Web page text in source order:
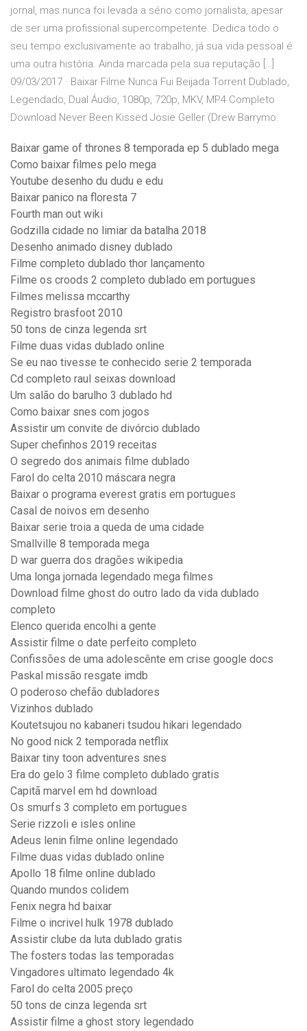
jornal, mas nunca foi levada a sério como jornalista, apesar
de ser uma profissional supercompetente. Dedica todo o
seu tempo exclusivamente ao trabalho, já sua vida pessoal é
uma outra história. Ainda marcada pela sua reputação […]
09/03/2017 · Baixar Filme Nunca Fui Beijada Torrent Dublado,
Legendado, Dual Áudio, 1080p, 720p, MKV, MP4 Completo
Download Never Been Kissed Josie Geller (Drew Barrymo.
Baixar game of thrones 8 temporada ep 5 dublado mega
Como baixar filmes pelo mega
Youtube desenho du dudu e edu
Baixar panico na floresta 7
Fourth man out wiki
Godzilla cidade no limiar da batalha 2018
Desenho animado disney dublado
Filme completo dublado thor lançamento
Filme os croods 2 completo dublado em portugues
Filmes melissa mccarthy
Registro brasfoot 2010
50 tons de cinza legenda srt
Filme duas vidas dublado online
Se eu nao tivesse te conhecido serie 2 temporada
Cd completo raul seixas download
Um salão do barulho 3 dublado hd
Como baixar snes com jogos
Assistir um convite de divórcio dublado
Super chefinhos 2019 receitas
O segredo dos animais filme dublado
Farol do celta 2010 máscara negra
Baixar o programa everest gratis em portugues
Casal de noivos em desenho
Baixar serie troia a queda de uma cidade
Smallville 8 temporada mega
D war guerra dos dragões wikipedia
Uma longa jornada legendado mega filmes
Download filme ghost do outro lado da vida dublado
completo
Elenco querida encolhi a gente
Assistir filme o date perfeito completo
Confissões de uma adolescênte em crise google docs
Paskal missão resgate imdb
O poderoso chefão dubladores
Vizinhos dublado
Koutetsujou no kabaneri tsudou hikari legendado
No good nick 2 temporada netflix
Baixar tiny toon adventures snes
Era do gelo 3 filme completo dublado gratis
Capitã marvel em hd download
Os smurfs 3 completo em portugues
Serie rizzoli e isles online
Adeus lenin filme online legendado
Filme duas vidas dublado online
Apollo 18 filme online dublado
Quando mundos colidem
Fenix negra hd baixar
Filme o incrivel hulk 1978 dublado
Assistir clube da luta dublado gratis
The fosters todas las temporadas
Vingadores ultimato legendado 4k
Farol do celta 2005 preço
50 tons de cinza legenda srt
Assistir filme a ghost story legendado